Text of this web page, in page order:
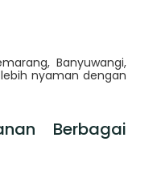
Banyuwangi,
nyaman dengan
Berbagai